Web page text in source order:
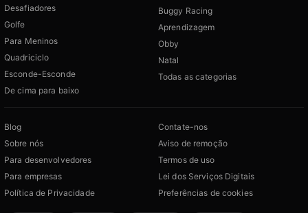
Desafiadores
Golfe
Para Meninos
Quadriciclo
Esconde-Esconde
De cima para baixo
Buggy Racing
Aprendizagem
Obby
Natal
Todas as categorias
Blog
Sobre nós
Para desenvolvedores
Para empresas
Política de Privacidade
Contate-nos
Aviso de remoção
Termos de uso
Lei dos Serviços Digitais
Preferências de cookies